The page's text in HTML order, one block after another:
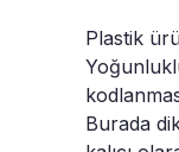
Plastik
Burada